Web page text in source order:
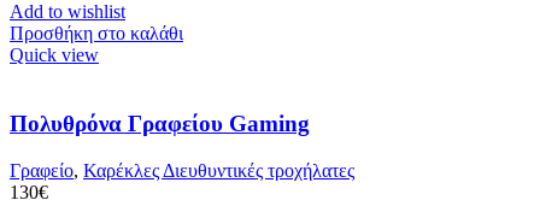
Add to wishlist
Προσθήκη στο καλάθι
Quick view
Πολυθρόνα Γραφείου Gaming
Γραφείο, Καρέκλες Διευθυντικές τροχήλατες
130€